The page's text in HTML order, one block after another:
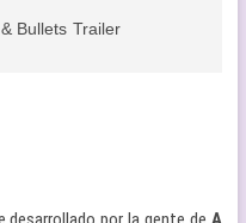
Bullets Trailer